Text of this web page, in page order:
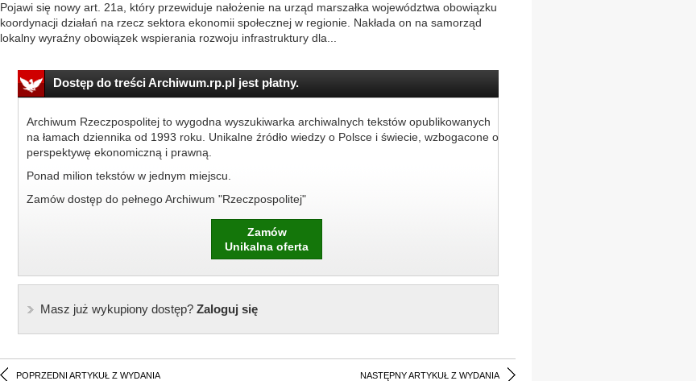
Pojawi się nowy art. 21a, który przewiduje nałożenie na urząd marszałka województwa obowiązku
koordynacji działań na rzecz sektora ekonomii społecznej w regionie. Nakłada on na samorząd
lokalny wyraźny obowiązek wspierania rozwoju infrastruktury dla...
Dostęp do treści Archiwum.rp.pl jest płatny.
Archiwum Rzeczpospolitej to wygodna wyszukiwarka archiwalnych tekstów opublikowanych
na łamach dziennika od 1993 roku. Unikalne źródło wiedzy o Polsce i świecie, wzbogacone o
perspektywę ekonomiczną i prawną.
Ponad milion tekstów w jednym miejscu.
Zamów dostęp do pełnego Archiwum "Rzeczpospolitej"
Zamów
Unikalna oferta
Masz już wykupiony dostęp?Zaloguj się
POPRZEDNI ARTYKUŁ Z WYDANIA NASTĘPNY ARTYKUŁ Z WYDANIA